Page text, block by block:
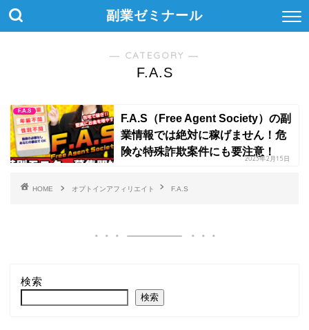
副業ゼミナール
― CATEGORY ―
F.A.S
F.A.S
F.A.S（Free Agent Society）の副
業情報では絶対に稼げません！危
険な特殊詐欺案件にも要注意！
2023年2月15日
HOME オプトインアフィリエイト F.A.S
検索
検索